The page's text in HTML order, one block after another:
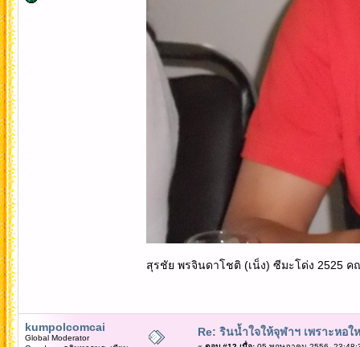
สุรชัย พรจินดาโชติ (เน็ง) ซีมะโด่ง 2525
kumpolcomcai
Global Moderator
Re: รินน้ำใจให้จุฬาฯ เพราะหอใ